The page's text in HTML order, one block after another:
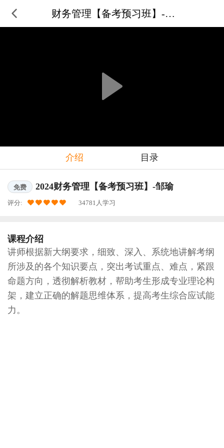
财务管理【备考预习班】-邹瑜
介绍 目录
免费 2024财务管理【备考预习班】-邹瑜
评分: 34781人学习
课程介绍
讲师根据新大纲要求，细致、深入、系统地讲解考纲
所涉及的各个知识要点，突出考试重点、难点，紧跟
命题方向，透彻解析教材，帮助考生形成专业理论构
架，建立正确的解题思维体系，提高考生综合应试能
力。